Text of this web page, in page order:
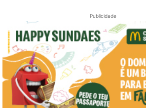
Publicidade